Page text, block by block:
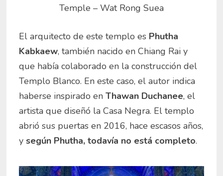
Temple – Wat Rong Suea
El arquitecto de este templo es Phutha
Kabkaew, también nacido en Chiang Rai y
que había colaborado en la construcción del
Templo Blanco. En este caso, el autor indica
haberse inspirado en Thawan Duchanee, el
artista que diseñó la Casa Negra. El templo
abrió sus puertas en 2016, hace escasos años,
y según Phutha, todavía no está completo.